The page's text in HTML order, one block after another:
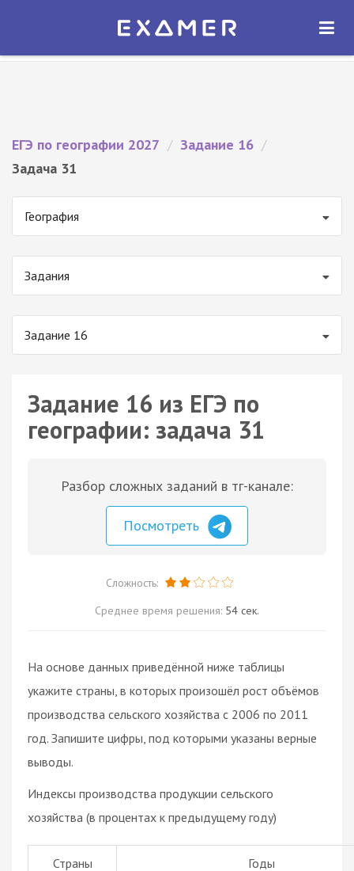
Экзамер — ЕГЭ 2027
ОТКРЫТЬ
ЕГЭ по географии 2027 / Задание 16 /
Задача 31
География
Задания
Задание 16
Задание 16 из ЕГЭ по
географии: задача 31
Разбор сложных заданий в тг-канале:
Посмотреть
Сложность:
Среднее время решения: 54 сек.
На основе данных приведённой ниже таблицы
укажите страны, в которых произошёл рост объёмов
производства сельского хозяйства с 2006 по 2011
год. Запишите цифры, под которыми указаны верные
выводы.
Индексы производства продукции сельского
хозяйства (в процентах к предыдущему году)
Страны Годы